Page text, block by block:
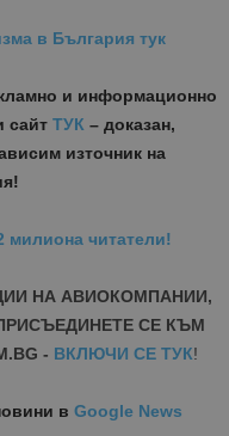
в България тук
и информационно
сайт ТУК – доказан,
източник на
милиона читатели!
НА АВИОКОМПАНИИ,
СЕ КЪМ
- ВКЛЮЧИ СЕ ТУК!
в Google News